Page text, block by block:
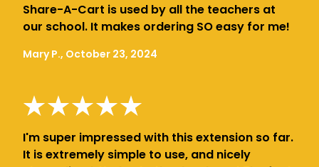
Share-A-Cart is used by all the teachers at
our school. It makes ordering SO easy for me!
Mary P., October 23, 2024
I'm super impressed with this extension so far.
It is extremely simple to use, and nicely